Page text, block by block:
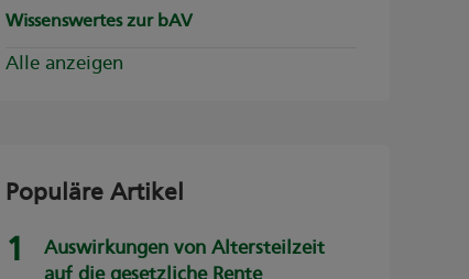
Wissenswertes zur bAV
Alle anzeigen
Populäre Artikel
Auswirkungen von Altersteilzeit
auf die gesetzliche Rente